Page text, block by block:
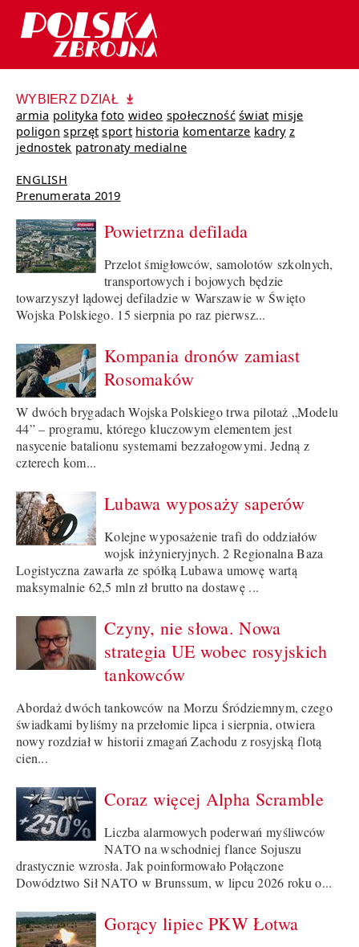
WYBIERZ DZIAŁ
armia polityka foto wideo społeczność świat misje
poligon sprzęt sport historia komentarze kadry z
jednostek patronaty medialne
ENGLISH
Prenumerata 2019
Powietrzna defilada
Przelot śmigłowców, samolotów szkolnych,
transportowych i bojowych będzie
towarzyszył lądowej defiladzie w Warszawie w Święto
Wojska Polskiego. 15 sierpnia po raz pierwsz...
Kompania dronów zamiast
Rosomaków
W dwóch brygadach Wojska Polskiego trwa pilotaż „Modelu
44” – programu, którego kluczowym elementem jest
nasycenie batalionu systemami bezzałogowymi. Jedną z
czterech kom...
Lubawa wyposaży saperów
Kolejne wyposażenie trafi do oddziałów
wojsk inżynieryjnych. 2 Regionalna Baza
Logistyczna zawarła ze spółką Lubawa umowę wartą
maksymalnie 62,5 mln zł brutto na dostawę ...
Czyny, nie słowa. Nowa
strategia UE wobec rosyjskich
tankowców
Abordaż dwóch tankowców na Morzu Śródziemnym, czego
świadkami byliśmy na przełomie lipca i sierpnia, otwiera
nowy rozdział w historii zmagań Zachodu z rosyjską flotą
cien...
Coraz więcej Alpha Scramble
Liczba alarmowych poderwań myśliwców
NATO na wschodniej flance Sojuszu
drastycznie wzrosła. Jak poinformowało Połączone
Dowództwo Sił NATO w Brunssum, w lipcu 2026 roku o...
Gorący lipiec PKW Łotwa